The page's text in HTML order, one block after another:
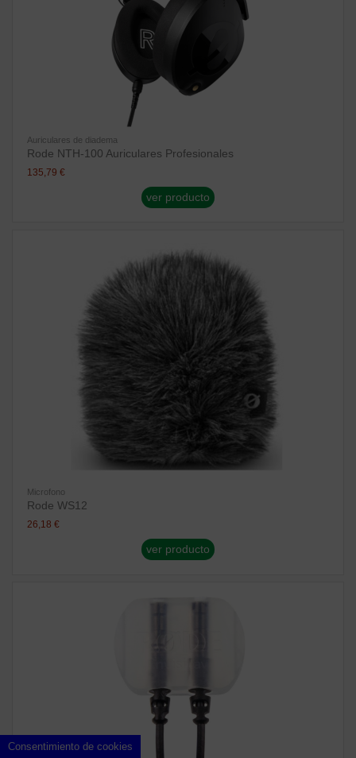
Auriculares de diadema
Rode NTH-100 Auriculares Profesionales
135,79 €
ver producto
Microfono
Rode WS12
26,18 €
ver producto
Consentimiento de cookies